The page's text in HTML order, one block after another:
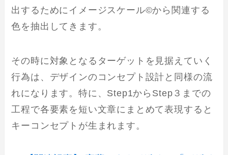
出するためにイメージスケール©から関連する
色を抽出してきます。
その時に対象となるターゲットを見据えていく
行為は、デザインのコンセプト設計と同様の流
れになります。特に、Step1からStep３までの
工程で各要素を短い文章にまとめて表現すると
キーコンセプトが生まれます。